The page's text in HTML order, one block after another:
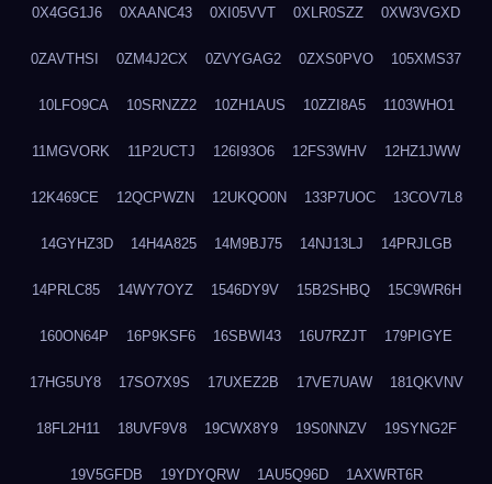
0X4GG1J6 0XAANC43 0XI05VVT 0XLR0SZZ 0XW3VGXD
0ZAVTHSI 0ZM4J2CX 0ZVYGAG2 0ZXS0PVO 105XMS37
10LFO9CA 10SRNZZ2 10ZH1AUS 10ZZI8A5 1103WHO1
11MGVORK 11P2UCTJ 126I93O6 12FS3WHV 12HZ1JWW
12K469CE 12QCPWZN 12UKQO0N 133P7UOC 13COV7L8
14GYHZ3D 14H4A825 14M9BJ75 14NJ13LJ 14PRJLGB
14PRLC85 14WY7OYZ 1546DY9V 15B2SHBQ 15C9WR6H
160ON64P 16P9KSF6 16SBWI43 16U7RZJT 179PIGYE
17HG5UY8 17SO7X9S 17UXEZ2B 17VE7UAW 181QKVNV
18FL2H11 18UVF9V8 19CWX8Y9 19S0NNZV 19SYNG2F
19V5GFDB 19YDYQRW 1AU5Q96D 1AXWRT6R